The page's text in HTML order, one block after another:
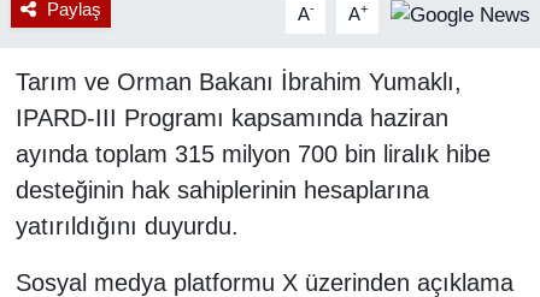
Paylaş A- A+
Tarım ve Orman Bakanı İbrahim Yumaklı,
IPARD-III Programı kapsamında haziran
ayında toplam 315 milyon 700 bin liralık hibe
desteğinin hak sahiplerinin hesaplarına
yatırıldığını duyurdu.
Sosyal medya platformu X üzerinden açıklama